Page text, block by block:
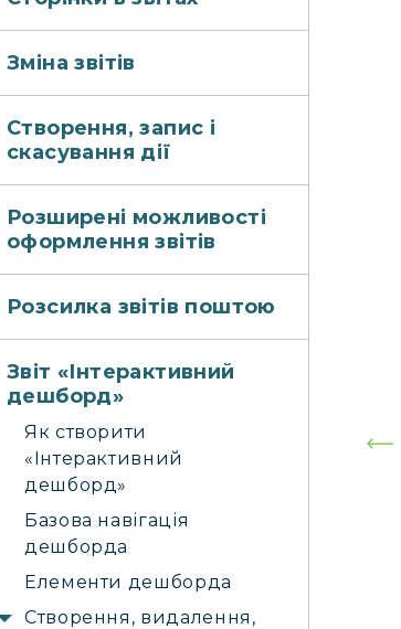
Зміна звітів
Створення, запис і
скасування дії
Розширені можливості
оформлення звітів
Розсилка звітів поштою
Звіт «Інтерактивний
дешборд»
Як створити
«Інтерактивний
дешборд»
Базова навігація
дешборда
Елементи дешборда
Створення, видалення,